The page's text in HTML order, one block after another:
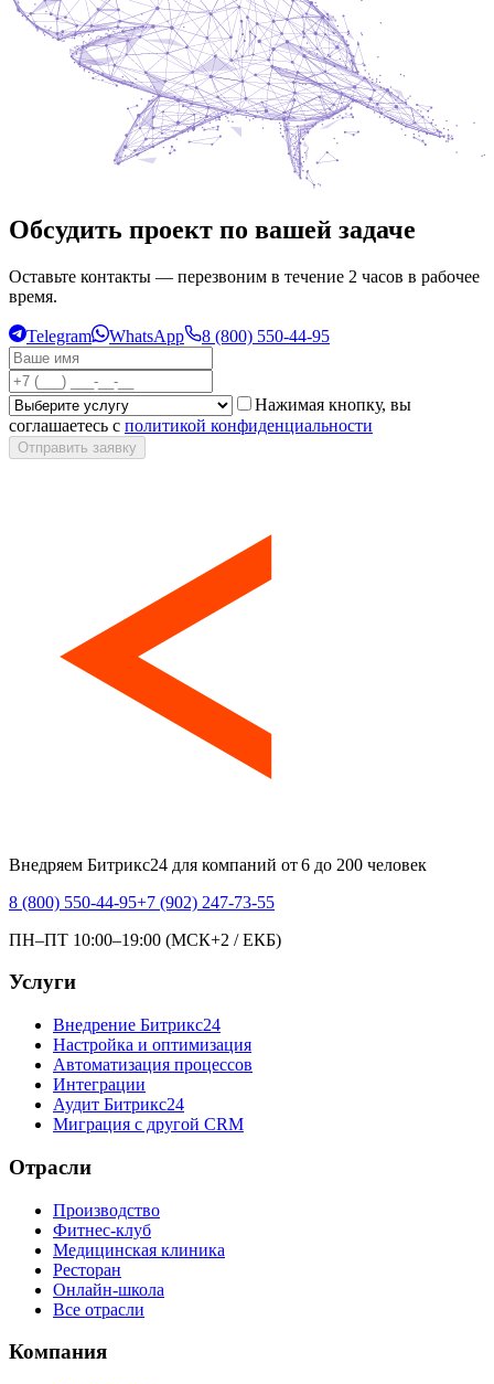
Обсудить проект по вашей задаче
Оставьте контакты — перезвоним в течение 2 часов в рабочее
время.
Telegram WhatsApp 8 (800) 550-44-95
Нажимая кнопку, вы
соглашаетесь с политикой конфиденциальности
Отправить заявку
Внедряем Битрикс24 для компаний от 6 до 200 человек
8 (800) 550-44-95+7 (902) 247-73-55
ПН–ПТ 10:00–19:00 (МСК+2 / ЕКБ)
Услуги
Внедрение Битрикс24
Настройка и оптимизация
Автоматизация процессов
Интеграции
Аудит Битрикс24
Миграция с другой CRM
Отрасли
Производство
Фитнес-клуб
Медицинская клиника
Ресторан
Онлайн-школа
Все отрасли
Компания